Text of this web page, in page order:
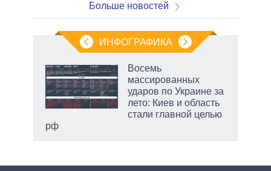
Больше новостей
ИНФОГРАФИКА
Восемь
массированных
ударов по Украине за
лето: Киев и область
стали главной целью
рф